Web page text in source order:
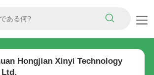
Hongjian Xinyi Technology